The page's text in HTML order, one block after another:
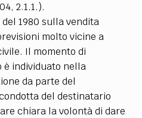
2.1.1.).
1980 sulla vendita
molto vicine a
Il momento di
individuato nella
da parte del
del destinatario
chiara la volontà di dare